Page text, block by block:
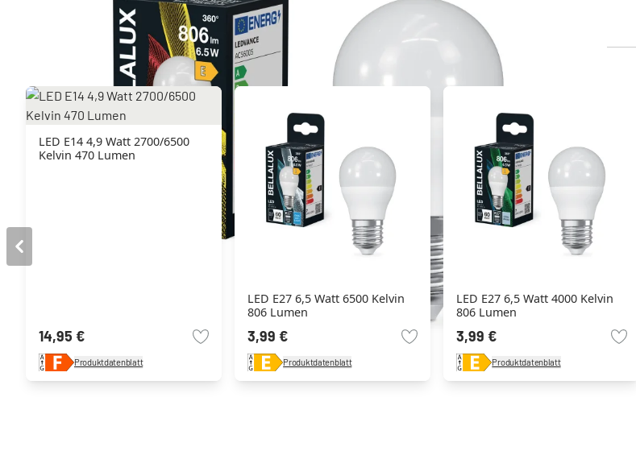
Sie mögen vielleicht auch
LED E14 4,9 Watt 2700/6500
Kelvin 470 Lumen
14,95 €
Produktdatenblatt
LED E27 6,5 Watt 6500 Kelvin
806 Lumen
3,99 €
Produktdatenblatt
LED E27 6,5 Watt 4000 Kelvin
806 Lumen
3,99 €
Produktdatenblatt